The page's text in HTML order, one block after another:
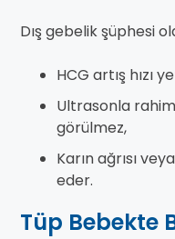
Dış gebelik şüphesi
HCG artış hızı
Ultrasonla
görülmez,
Karın ağrısı
eder.
Tüp Bebekte